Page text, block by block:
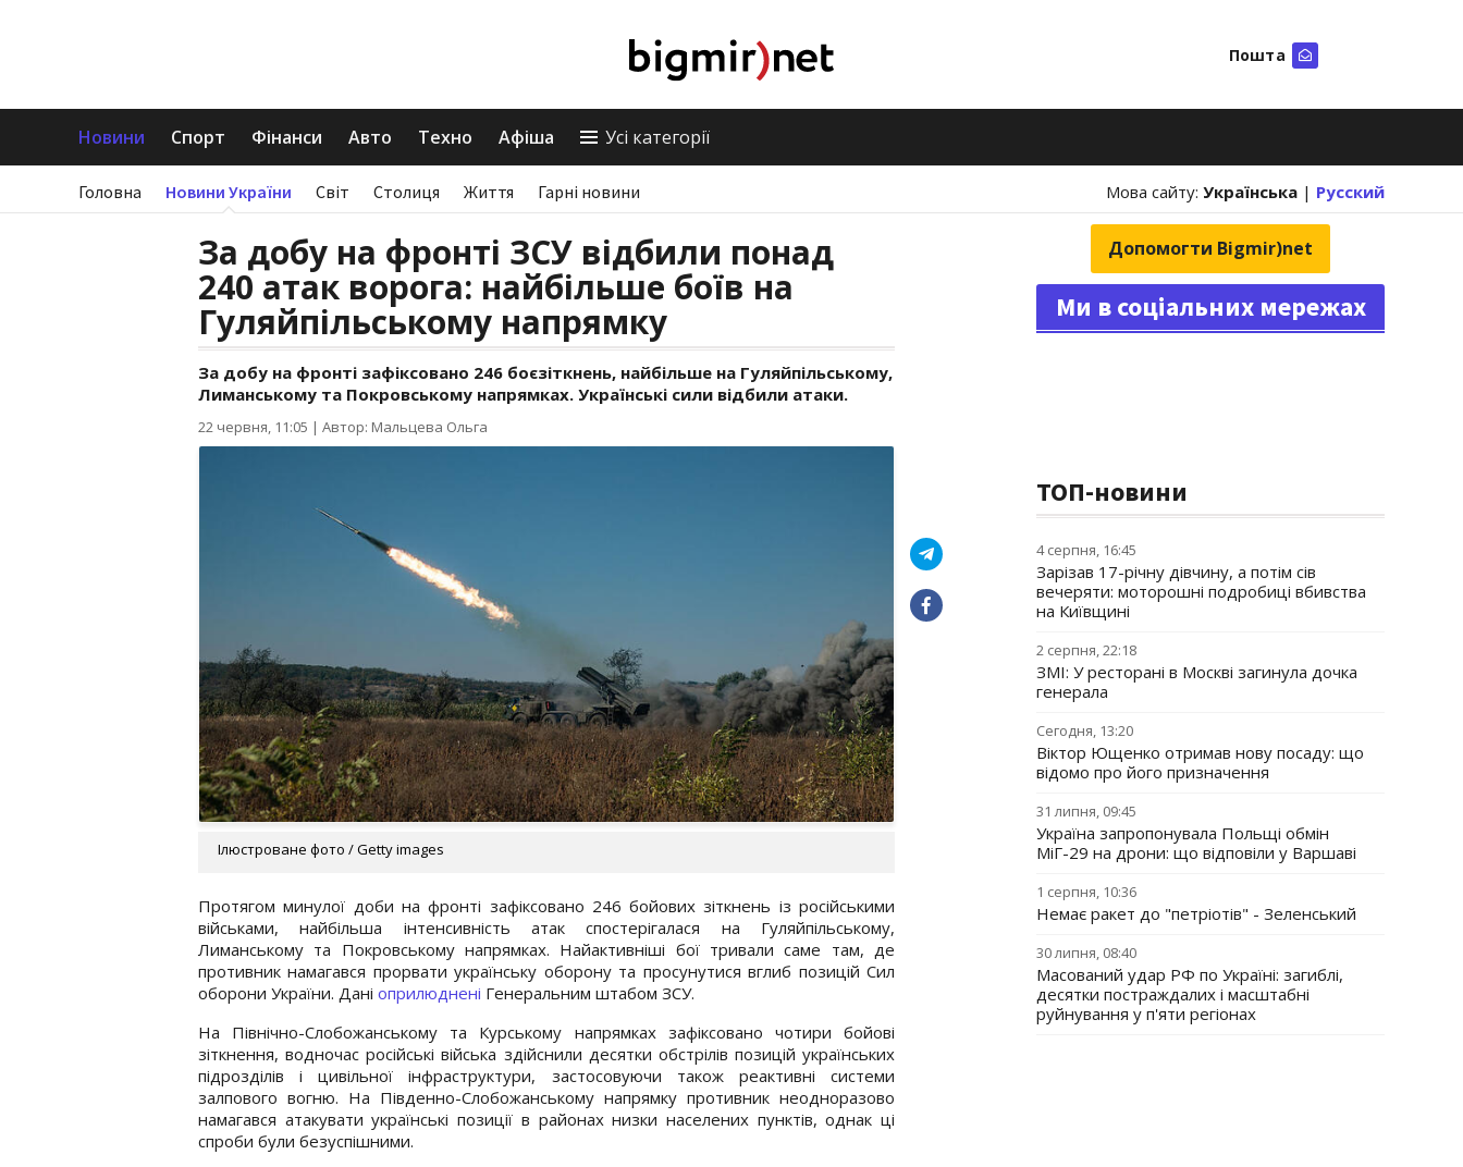
Пошта
Новини Спорт Фінанси Авто Техно Афіша Усі категорії
Головна Новини України Світ Столиця Життя Гарні новини Мова сайту: Українська | Русский
За добу на фронті ЗСУ відбили понад
240 атак ворога: найбільше боїв на
Гуляйпільському напрямку
За добу на фронті зафіксовано 246 боєзіткнень, найбільше на Гуляйпільському,
Лиманському та Покровському напрямках. Українські сили відбили атаки.
22 червня, 11:05 | Автор: Мальцева Ольга
Ілюстроване фото / Getty images
Протягом минулої доби на фронті зафіксовано 246 бойових зіткнень із російськими
військами, найбільша інтенсивність атак спостерігалася на Гуляйпільському,
Лиманському та Покровському напрямках. Найактивніші бої тривали саме там, де
противник намагався прорвати українську оборону та просунутися вглиб позицій Сил
оборони України. Дані оприлюднені Генеральним штабом ЗСУ.
На Північно-Слобожанському та Курському напрямках зафіксовано чотири бойові
зіткнення, водночас російські війська здійснили десятки обстрілів позицій українських
підрозділів і цивільної інфраструктури, застосовуючи також реактивні системи
залпового вогню. На Південно-Слобожанському напрямку противник неодноразово
намагався атакувати українські позиції в районах низки населених пунктів, однак ці
спроби були безуспішними.
Допомогти Bigmir)net
Ми в соціальних мережах
ТОП-новини
4 серпня, 16:45
Зарізав 17-річну дівчину, а потім сів
вечеряти: моторошні подробиці вбивства
на Київщині
2 серпня, 22:18
ЗМІ: У ресторані в Москві загинула дочка
генерала
Сегодня, 13:20
Віктор Ющенко отримав нову посаду: що
відомо про його призначення
31 липня, 09:45
Україна запропонувала Польщі обмін
МіГ-29 на дрони: що відповіли у Варшаві
1 серпня, 10:36
Немає ракет до "петріотів" - Зеленський
30 липня, 08:40
Масований удар РФ по Україні: загиблі,
десятки постраждалих і масштабні
руйнування у п'яти регіонах